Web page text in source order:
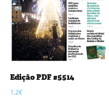
Edição PDF #5514
1,2€